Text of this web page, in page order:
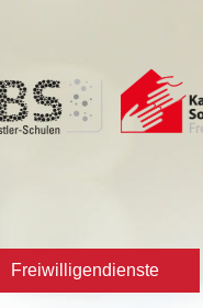
Freiwilligendienste